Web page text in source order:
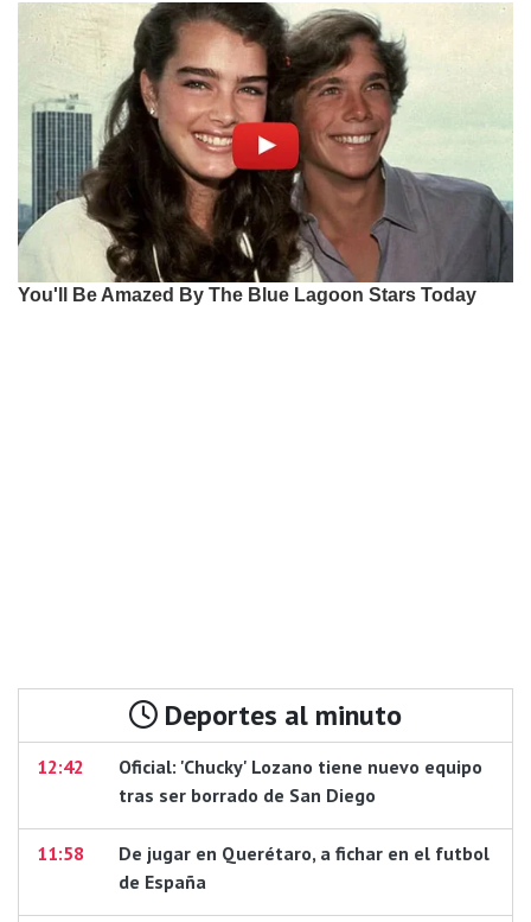
Deportes al minuto
12:42
Oficial: 'Chucky' Lozano tiene nuevo equipo
tras ser borrado de San Diego
11:58
De jugar en Querétaro, a fichar en el futbol
de España